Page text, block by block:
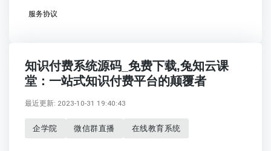
服务协议
知识付费系统源码_免费下载,兔知云课
堂：一站式知识付费平台的颠覆者
最近更新: 2023-10-31 19:40:43
企学院 微信群直播 在线教育系统